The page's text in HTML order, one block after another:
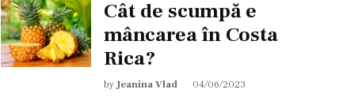
Cât de scumpă e
mâncarea în Costa
Rica?
by Jeanina Vlad 04/06/2023